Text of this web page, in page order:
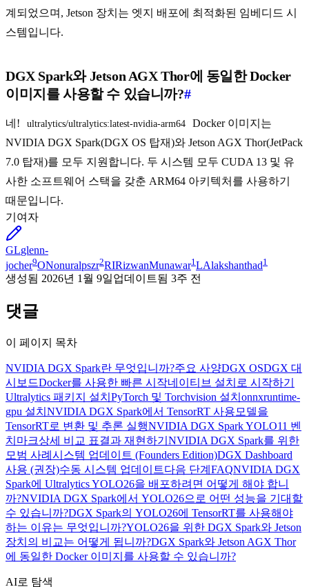
계되었으며, Jetson 장치는 엣지 배포에 최적화된 임베디드 시
스템입니다.
DGX Spark와 Jetson AGX Thor에 동일한 Docker
이미지를 사용할 수 있습니까?#
네! ultralytics/ultralytics:latest-nvidia-arm64
Docker 이미지는
NVIDIA DGX Spark(DGX OS 탑재)와 Jetson AGX Thor(JetPack
7.0 탑재)를 모두 지원합니다. 두 시스템 모두 CUDA 13 및 유
사한 소프트웨어 스택을 갖춘 ARM64 아키텍처를 사용하기
때문입니다.
기여자
GLglenn-
jocher9ONonuralpszr2RIRizwanMunawar1 LAlakshanthad1
생성됨 2026년 1월 9일업데이트됨 3주 전
댓글
이 페이지 목차
NVIDIA DGX Spark란 무엇입니까?주요 사양DGX OSDGX 대
시보드Docker를 사용한 빠른 시작네이티브 설치로 시작하기
Ultralytics 패키지 설치 PyTorch 및 Torchvision 설치 onnxruntime-
gpu 설치 NVIDIA DGX Spark에서 TensorRT 사용 모델을
TensorRT로 변환 및 추론 실행NVIDIA DGX Spark YOLO11 벤
치마크상세 비교 표결과 재현하기 NVIDIA DGX Spark를 위한
모범 사례 시스템 업데이트 (Founders Edition)DGX Dashboard
사용 (권장)수동 시스템 업데이트다음 단계 FAQNVIDIA DGX
Spark에 Ultralytics YOLO26을 배포하려면 어떻게 해야 합니
까?NVIDIA DGX Spark에서 YOLO26으로 어떤 성능을 기대할
수 있습니까?DGX Spark의 YOLO26에 TensorRT를 사용해야
하는 이유는 무엇입니까?YOLO26을 위한 DGX Spark와 Jetson
장치의 비교는 어떻게 됩니까?DGX Spark와 Jetson AGX Thor
에 동일한 Docker 이미지를 사용할 수 있습니까?
AI로 탐색